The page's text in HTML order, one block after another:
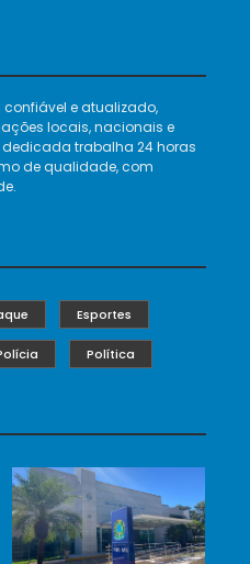
e atualizado,
locais, nacionais e
trabalha 24 horas
de qualidade, com
Esportes
Política